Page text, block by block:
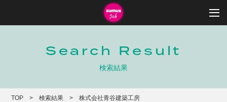
Search Result
検索結果
TOP 検索結果
株式会社青谷建築工房